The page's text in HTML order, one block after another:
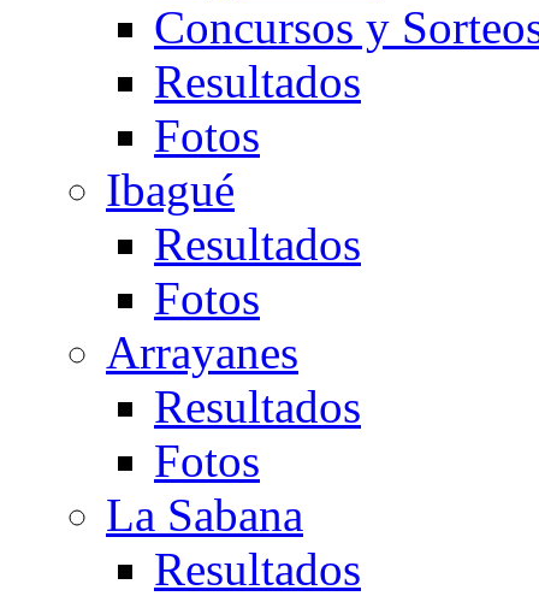
Concursos y
Resultados
Fotos
Ibagué
Resultados
Fotos
Arrayanes
Resultados
Fotos
La Sabana
Resultados